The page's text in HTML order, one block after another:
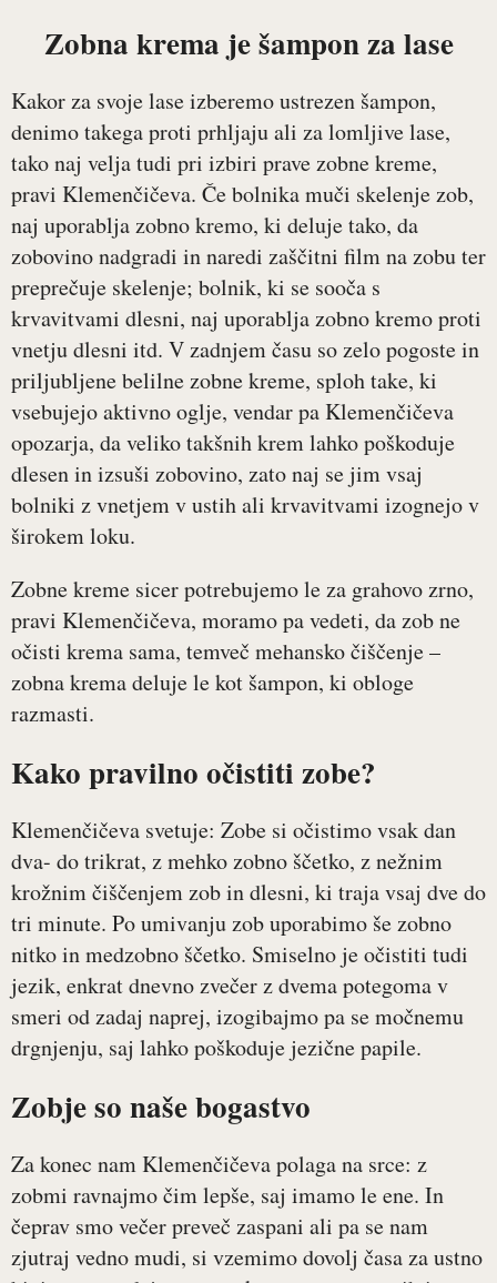
Zobna krema je šampon za lase
Kakor za svoje lase izberemo ustrezen šampon,
denimo takega proti prhljaju ali za lomljive lase,
tako naj velja tudi pri izbiri prave zobne kreme,
pravi Klemenčičeva. Če bolnika muči skelenje zob,
naj uporablja zobno kremo, ki deluje tako, da
zobovino nadgradi in naredi zaščitni film na zobu ter
preprečuje skelenje; bolnik, ki se sooča s
krvavitvami dlesni, naj uporablja zobno kremo proti
vnetju dlesni itd. V zadnjem času so zelo pogoste in
priljubljene belilne zobne kreme, sploh take, ki
vsebujejo aktivno oglje, vendar pa Klemenčičeva
opozarja, da veliko takšnih krem lahko poškoduje
dlesen in izsuši zobovino, zato naj se jim vsaj
bolniki z vnetjem v ustih ali krvavitvami izognejo v
širokem loku.
Zobne kreme sicer potrebujemo le za grahovo zrno,
pravi Klemenčičeva, moramo pa vedeti, da zob ne
očisti krema sama, temveč mehansko čiščenje –
zobna krema deluje le kot šampon, ki obloge
razmasti.
Kako pravilno očistiti zobe?
Klemenčičeva svetuje: Zobe si očistimo vsak dan
dva- do trikrat, z mehko zobno ščetko, z nežnim
krožnim čiščenjem zob in dlesni, ki traja vsaj dve do
tri minute. Po umivanju zob uporabimo še zobno
nitko in medzobno ščetko. Smiselno je očistiti tudi
jezik, enkrat dnevno zvečer z dvema potegoma v
smeri od zadaj naprej, izogibajmo pa se močnemu
drgnjenju, saj lahko poškoduje jezične papile.
Zobje so naše bogastvo
Za konec nam Klemenčičeva polaga na srce: z
zobmi ravnajmo čim lepše, saj imamo le ene. In
čeprav smo večer preveč zaspani ali pa se nam
zjutraj vedno mudi, si vzemimo dovolj časa za ustno